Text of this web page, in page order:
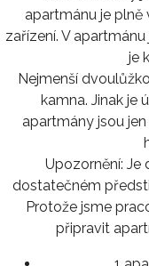
apartmánu je
zařízení. V
je
Nejmenší
kamna. Jinak je
apartmány jsou
Upozornění: Je
dostatečném
Protože jsme
připravit